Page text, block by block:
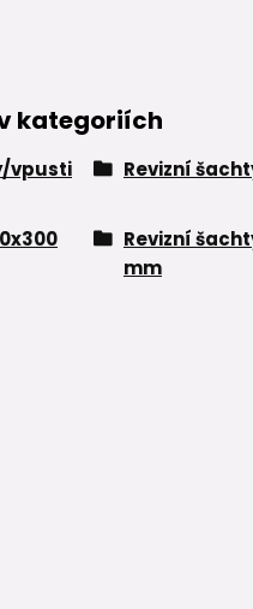
kategoriích
vpusti
Revizní
Revizní
mm